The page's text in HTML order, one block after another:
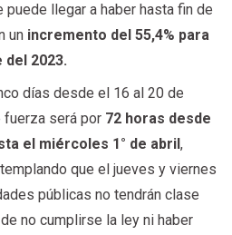
llegar a haber hasta fin de
un incremento del 55,4% para
2023.
días desde el 16 al 20 de
fuerza será por 72 horas desde
el miércoles 1° de abril,
que el jueves y viernes
públicas no tendrán clase
no cumplirse la ley ni haber